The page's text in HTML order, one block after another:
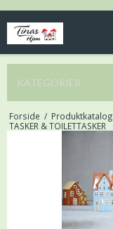
KATEGORIER
Forside / Produktkatalog
TASKER & TOILETTASKER